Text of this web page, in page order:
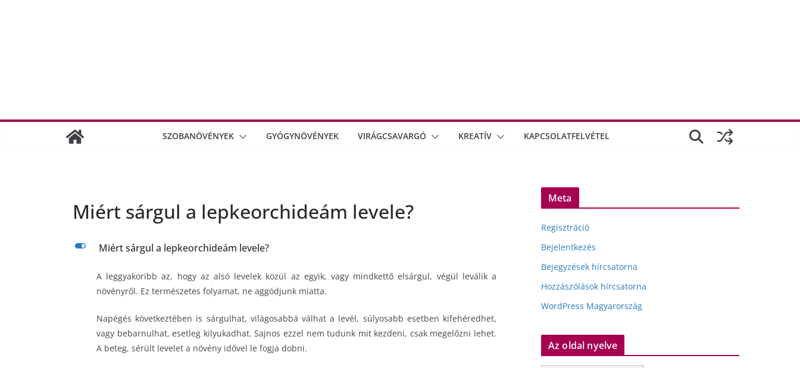
SZOBANÖVÉNYEK GYÓGYNÖVÉNYEK VIRÁGCSAVARGÓ KREATÍV KAPCSOLATFELVÉTEL
Miért sárgul a lepkeorchideám levele?
L Miért sárgul a lepkeorchideám levele?
A leggyakoribb az, hogy az alsó levelek közül az egyik, vagy mindkettő elsárgul, végül leválik a
növényről. Ez természetes folyamat, ne aggódjunk miatta.
Napégés következtében is sárgulhat, világosabbá válhat a levél, súlyosabb esetben kifehéredhet,
vagy bebarnulhat, esetleg kilyukadhat. Sajnos ezzel nem tudunk mit kezdeni, csak megelőzni lehet.
A beteg, sérült levelet a növény idővel le fogja dobni.
Meta
Regisztráció
Bejelentkezés
Bejegyzések hírcsatorna
Hozzászólások hírcsatorna
WordPress Magyarország
Az oldal nyelve